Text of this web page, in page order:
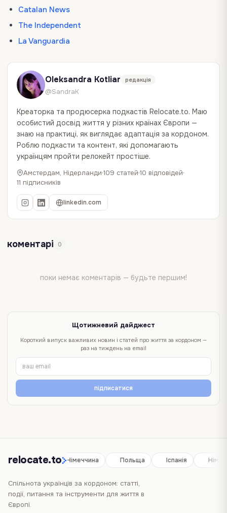
Catalan News
The Independent
La Vanguardia
Oleksandra Kotliar редакція
@SandraK
Креаторка та продюсерка подкастів Relocate.to. Маю
особистий досвід життя у різних країнах Європи —
знаю на практиці, як виглядає адаптація за кордоном.
Роблю подкасти та контент, які допомагають
українцям пройти релокейт простіше.
Амстердам, Нідерланди 109 статей 10 відповідей
11 підписників
linkedin.com
коментарі 0
поки немає коментарів — будьте першим!
Щотижневий дайджест
Короткий випуск важливих новин і статей про життя за кордоном —
раз на тиждень на email
підписатися
relocate.to
Іспанія Німеччина Польща Іспанія
Спільнота українців за кордоном: статті,
події, питання та інструменти для життя в
Європі.